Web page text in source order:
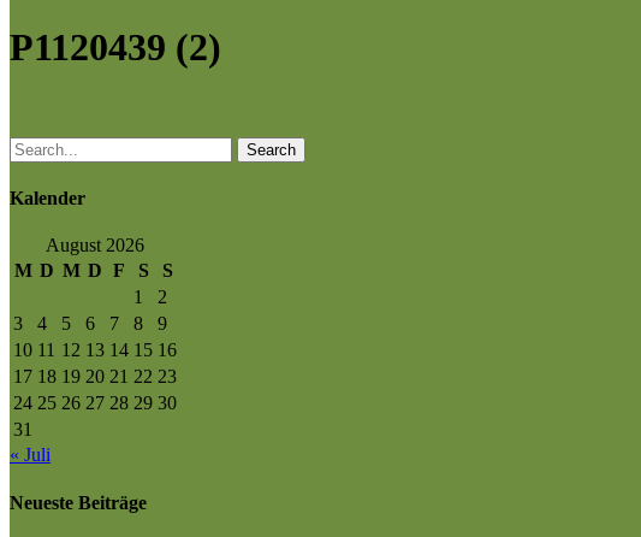
P1120439 (2)
Search
Kalender
August 2026
M D M D F S
S
1
2
3
4 5 6 7 8
9
10 11 12 13 14 15 16
17 18 19 20 21 22 23
24 25 26 27 28 29 30
31
« Juli
Neueste Beiträge